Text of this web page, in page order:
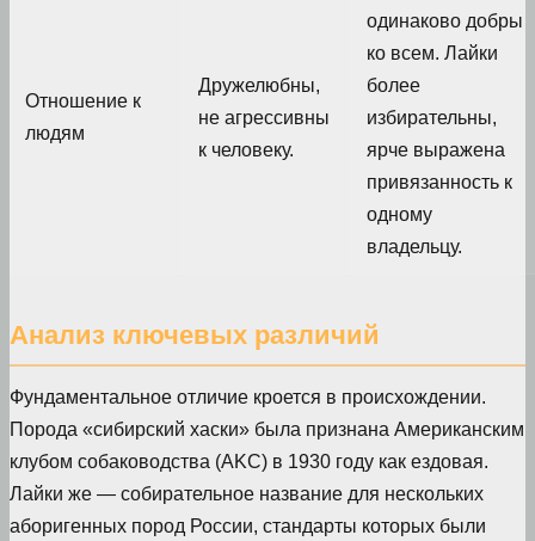
Отношение к
людям
Дружелюбны,
не агрессивны
к человеку.
одинаково добры
ко всем. Лайки
более
избирательны,
ярче выражена
привязанность к
одному
владельцу.
Анализ ключевых различий
Фундаментальное отличие кроется в происхождении.
Порода «сибирский хаски» была признана Американским
клубом собаководства (AKC) в 1930 году как ездовая.
Лайки же — собирательное название для нескольких
аборигенных пород России, стандарты которых были